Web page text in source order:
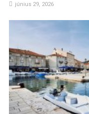
június 29, 2026